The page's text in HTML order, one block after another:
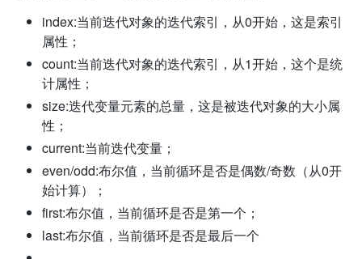
index:当前迭代对象的迭代索引，从0开始，这是索引
属性；
count:当前迭代对象的迭代索引，从1开始，这个是统
计属性；
size:迭代变量元素的总量，这是被迭代对象的大小属
性；
current:当前迭代变量；
even/odd:布尔值，当前循环是否是偶数/奇数（从0开
始计算）；
first:布尔值，当前循环是否是第一个；
last:布尔值，当前循环是否是最后一个